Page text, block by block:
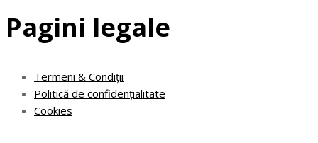
Pagini legale
Termeni & Condiții
Politică de confidențialitate
Cookies